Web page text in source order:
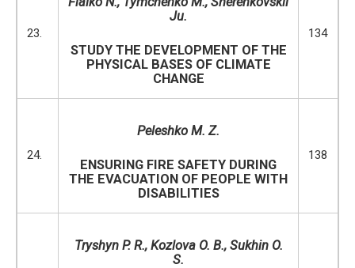
23.
Ju.
STUDY THE DEVELOPMENT OF THE
PHYSICAL BASES OF CLIMATE
CHANGE
134
24.
Peleshko M. Z.
ENSURING FIRE SAFETY DURING
THE EVACUATION OF PEOPLE WITH
DISABILITIES
138
Tryshyn P. R., Kozlova O. B., Sukhin O.
S.